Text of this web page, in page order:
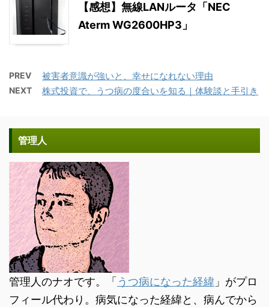
【感想】無線LANルータ「NEC
Aterm WG2600HP3」
PREV 被害者意識が強いと、幸せになれない理由
NEXT 株式投資で、うつ病の度合いを知る｜体験談と手引き
管理人
管理人のナオです。「 うつ病になった経緯 」がプロ
フィール代わり。病気になった経緯と、病んでから